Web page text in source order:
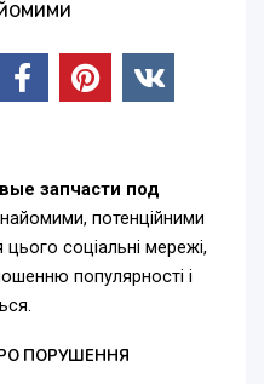
запчасти под
потенційними
соціальні мережі,
популярності і
ПОРУШЕННЯ